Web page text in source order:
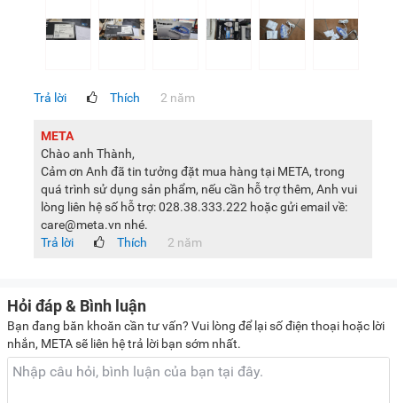
Trả lời Thích 2 năm
META
Chào anh Thành,
Cảm ơn Anh đã tin tưởng đặt mua hàng tại META, trong
quá trình sử dụng sản phẩm, nếu cần hỗ trợ thêm, Anh vui
lòng liên hệ số hỗ trợ: 028.38.333.222 hoặc gửi email về:
care@meta.vn nhé.
Trả lời
Thích 2 năm
Hỏi đáp & Bình luận
Bạn đang băn khoăn cần tư vấn? Vui lòng để lại số điện thoại hoặc lời
nhắn, META sẽ liên hệ trả lời bạn sớm nhất.